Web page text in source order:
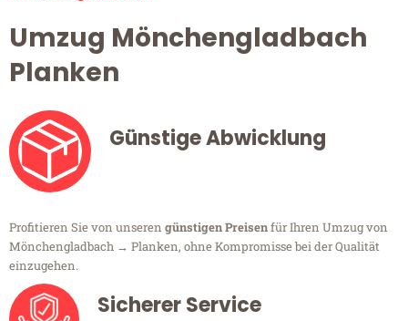
Umzug Mönchengladbach
Planken
Günstige Abwicklung
Profitieren Sie von unseren günstigen Preisenfür Ihren Umzug von
Mönchengladbach → Planken, ohne Kompromisse bei der Qualität
einzugehen.
Sicherer Service